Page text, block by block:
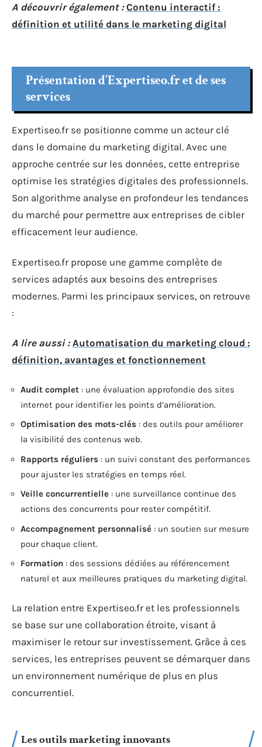
A découvrir également : Contenu interactif :
définition et utilité dans le marketing digital
Présentation d’Expertiseo.fr et de ses
services
Expertiseo.fr se positionne comme un acteur clé
dans le domaine du marketing digital. Avec une
approche centrée sur les données, cette entreprise
optimise les stratégies digitales des professionnels.
Son algorithme analyse en profondeur les tendances
du marché pour permettre aux entreprises de cibler
efficacement leur audience.
Expertiseo.fr propose une gamme complète de
services adaptés aux besoins des entreprises
modernes. Parmi les principaux services, on retrouve
:
A lire aussi : Automatisation du marketing cloud :
définition, avantages et fonctionnement
Audit complet : une évaluation approfondie des sites
internet pour identifier les points d’amélioration.
Optimisation des mots-clés : des outils pour améliorer
la visibilité des contenus web.
Rapports réguliers : un suivi constant des performances
pour ajuster les stratégies en temps réel.
Veille concurrentielle : une surveillance continue des
actions des concurrents pour rester compétitif.
Accompagnement personnalisé : un soutien sur mesure
pour chaque client.
Formation : des sessions dédiées au référencement
naturel et aux meilleures pratiques du marketing digital.
La relation entre Expertiseo.fr et les professionnels
se base sur une collaboration étroite, visant à
maximiser le retour sur investissement. Grâce à ces
services, les entreprises peuvent se démarquer dans
un environnement numérique de plus en plus
concurrentiel.
Les outils marketing innovants